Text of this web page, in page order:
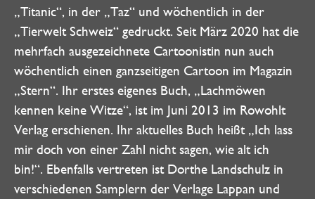
„Titanic“, in der „Taz“ und wöchentlich in der
„Tierwelt Schweiz“ gedruckt. Seit März 2020 hat die
mehrfach ausgezeichnete Cartoonistin nun auch
wöchentlich einen ganzseitigen Cartoon im Magazin
„Stern“. Ihr erstes eigenes Buch, „Lachmöwen
kennen keine Witze“, ist im Juni 2013 im Rowohlt
Verlag erschienen. Ihr aktuelles Buch heißt „Ich lass
mir doch von einer Zahl nicht sagen, wie alt ich
bin!“. Ebenfalls vertreten ist Dorthe Landschulz in
verschiedenen Samplern der Verlage Lappan und